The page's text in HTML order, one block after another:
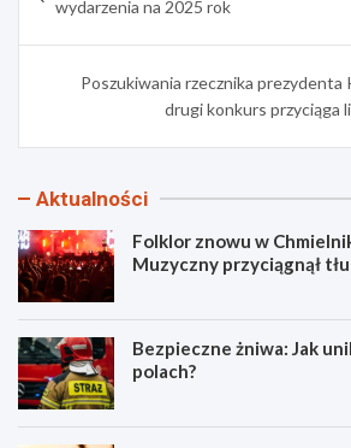
wydarzenia na 2025 rok
Poszukiwania rzecznika prezydenta
drugi konkurs przyciąga
Aktualności
Folklor znowu w
Muzyczny przyciągnął
Bezpieczne żniwa: Jak
polach?